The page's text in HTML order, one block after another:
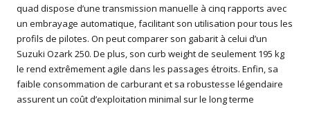
quad dispose d’une transmission manuelle à cinq rapports avec
un embrayage automatique, facilitant son utilisation pour tous les
profils de pilotes. On peut comparer son gabarit à celui d’un
Suzuki Ozark 250. De plus, son curb weight de seulement 195 kg
le rend extrêmement agile dans les passages étroits. Enfin, sa
faible consommation de carburant et sa robustesse légendaire
assurent un coût d’exploitation minimal sur le long terme